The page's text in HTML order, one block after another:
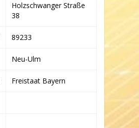
Holzschwanger Straße
38
89233
Neu-Ulm
Freistaat Bayern